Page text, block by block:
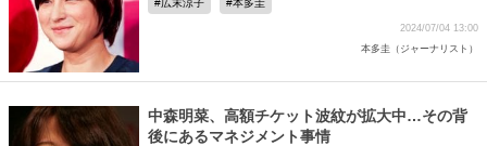
広末涼子 本多圭
2024/07/04 13:00
本多圭（ジャーナリスト）
中森明菜、高額チケット波紋が拡大中…その背
後にあるマネジメント事情